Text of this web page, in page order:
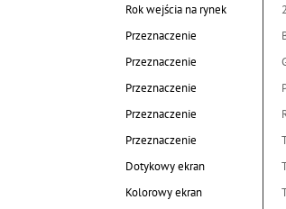
Rok wejścia na rynek
Przeznaczenie
Przeznaczenie
Przeznaczenie
Przeznaczenie
Przeznaczenie
Dotykowy ekran
Kolorowy ekran